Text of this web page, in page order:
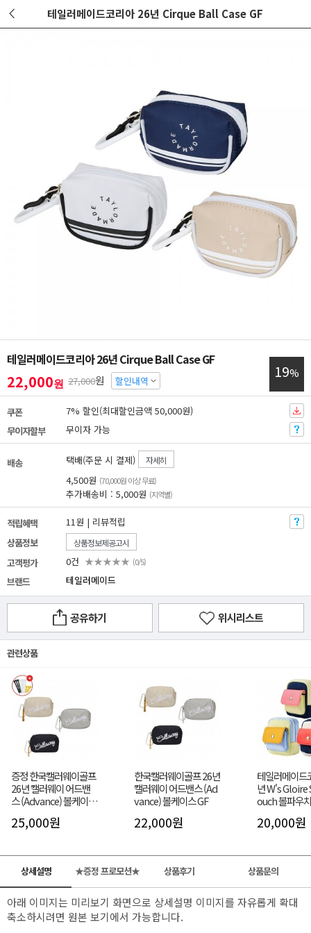
테일러메이드코리아 26년 Cirque Ball Case GF
테일러메이드코리아 26년 Cirque Ball Case GF
22,000원 27,000원 할인내역 19%
쿠폰
7% 할인(최대할인금액 50,000원)
무이자할부
무이자 가능
배송 택배(주문 시 결제) 자세히
4,500원 (70,000원 이상 무료)
추가배송비 : 5,000원 (지역별)
적립혜택
11원 | 리뷰적립
상품정보
상품정보제공고시
고객평가 0건 ★★★★★ (0/5)
브랜드 테일러메이드
공유하기 위시리스트
관련상품
증정 한국캘러웨이골프
26년 캘러웨이 어드밴
스 (Advance) 볼케이스
25,000원
한국캘러웨이골프 26년
캘러웨이 어드밴스 (Ad
vance) 볼케이스 GF
22,000원
테일러메이드
년 W's Gloire
ouch 볼파우
20,000원
상세설명 ★증정 프로모션★ 상품후기 상품문의
아래 이미지는 미리보기 화면으로 상세설명 이미지를 자유롭게 확대
축소하시려면 원본 보기에서 가능합니다.